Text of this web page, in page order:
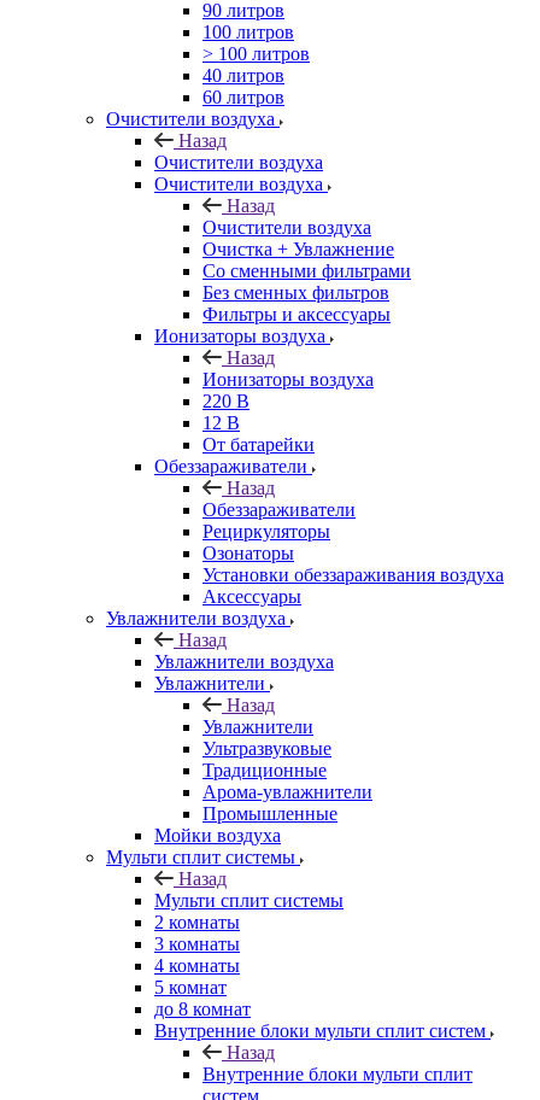
90 литров
100 литров
> 100 литров
40 литров
60 литров
Очистители воздуха
Назад
Очистители воздуха
Очистители воздуха
Назад
Очистители воздуха
Очистка + Увлажнение
Cо сменными фильтрами
Без сменных фильтров
Фильтры и аксессуары
Ионизаторы воздуха
Назад
Ионизаторы воздуха
220 В
12 В
От батарейки
Обеззараживатели
Назад
Обеззараживатели
Рециркуляторы
Озонаторы
Установки обеззараживания воздуха
Аксессуары
Увлажнители воздуха
Назад
Увлажнители воздуха
Увлажнители
Назад
Увлажнители
Ультразвуковые
Традиционные
Арома-увлажнители
Промышленные
Мойки воздуха
Мульти сплит системы
Назад
Мульти сплит системы
2 комнаты
3 комнаты
4 комнаты
5 комнат
до 8 комнат
Внутренние блоки мульти сплит систем
Назад
Внутренние блоки мульти сплит
систем